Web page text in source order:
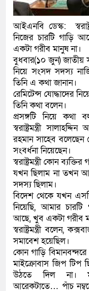
আইএনবি ডেস্ক:
নিজের চারটি গাড়ি
একটা গরীব মানুষ না।
বুধবার(১০ জুন) জাতীয়
নিয়ে সংসদ সদস্য
তিনি এ কথা জানান।
রেমিটেন্স যোদ্ধাদের
তিনি কথা বলেন।
প্রসঙ্গটি নিয়ে কথা
স্বরাষ্ট্রমন্ত্রী
রহমান সাহেব বলেছেন
সংবর্ধনা নিয়েছেন।
স্বরাষ্ট্রমন্ত্রী কোন
যখন ছিলাম না তখন
সদস্য ছিলাম।
বিদেশ থেকে যখন
নিয়েছি, আমার
আছে, খুব একটা গরীব
স্বরাষ্ট্রমন্ত্রী বলেন,
সমাবেশ হয়েছিল।
কোন গাড়ি
মাইক্রোবাস জিপ টিপ
উঠতে দিল না।
আরেকটাতে… পাঁচ